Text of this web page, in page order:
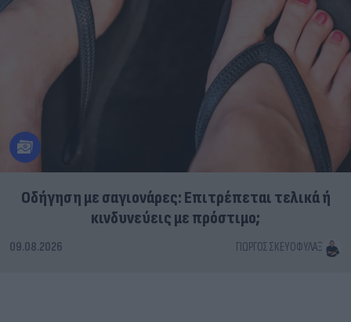
Οδήγηση με σαγιονάρες: Επιτρέπεται τελικά ή
κινδυνεύεις με πρόστιμο;
09.08.2026 ΓΙΏΡΓΟΣ ΣΚΕΥΟΦΎΛΑΞ